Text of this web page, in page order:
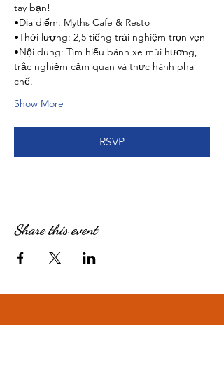
tay bạn!
•Địa điểm: Myths Cafe & Resto
•Thời lượng: 2,5 tiếng trải nghiệm trọn vẹn
•Nội dung: Tìm hiểu bánh xe mùi hương,
trắc nghiệm cảm quan và thực hành pha
chế.
Show More
RSVP
Share this event